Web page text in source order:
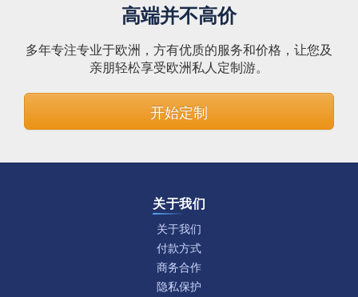
高端并不高价
多年专注专业于欧洲，方有优质的服务和价格，让您及
亲朋轻松享受欧洲私人定制游。
开始定制
关于我们
关于我们
付款方式
商务合作
隐私保护